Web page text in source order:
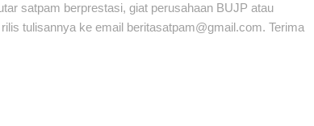
satpam berprestasi, giat perusahaan BUJP atau
tulisannya ke email beritasatpam@gmail.com. Terima